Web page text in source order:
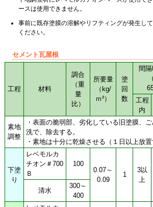
ースは使用できません。
事前に既存塗膜の溶解やリフティングが発生し
ください。
セメント瓦屋根
工程 材料
調合
（重
量
比）
所要量
（kg/
ｍ²）
塗
回
数
間隔
工程
内
素地
調整
・表面の脆弱部、劣化している旧塗膜、
洗で、除去する。
・素地は十分に乾燥させる（１日以上放置
下塗
り
レベモルカ
チオン＃700
Ｂ
100
0.07～
0.09
1
3以
上
清水
300～
400